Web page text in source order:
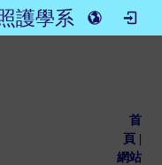
護學系
首
頁 |
網站